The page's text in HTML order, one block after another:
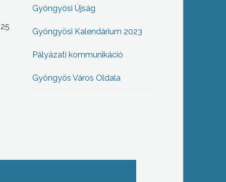
Gyöngyösi Újság
Gyöngyösi Kalendárium 2023
Pályázati kommunikáció
Gyöngyös Város Oldala